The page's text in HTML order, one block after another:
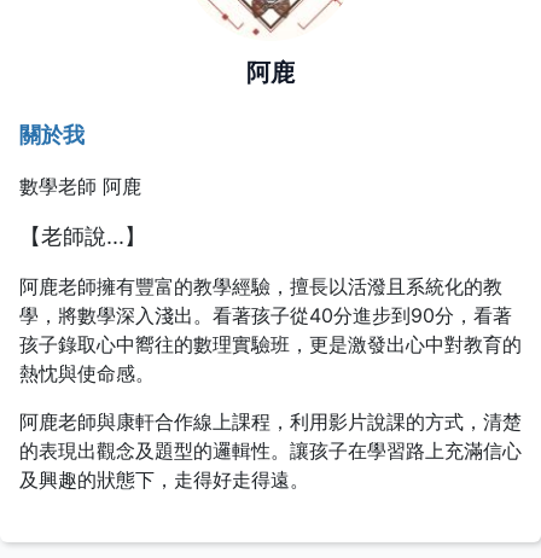
阿鹿
關於我
數學老師 阿鹿
【老師說...】
阿鹿老師擁有豐富的教學經驗，擅長以活潑且系統化的教
學，將數學深入淺出。看著孩子從40分進步到90分，看著
孩子錄取心中嚮往的數理實驗班，更是激發出心中對教育的
熱忱與使命感。
阿鹿老師與康軒合作線上課程，利用影片說課的方式，清楚
的表現出觀念及題型的邏輯性。讓孩子在學習路上充滿信心
及興趣的狀態下，走得好走得遠。